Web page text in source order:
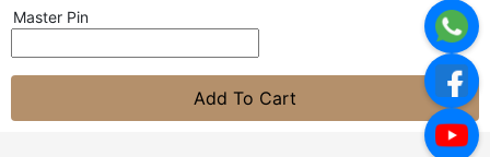
Master Pin
Add To Cart